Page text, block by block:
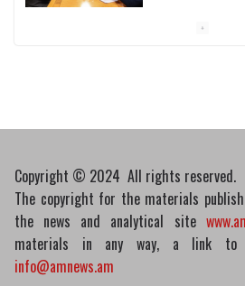
Copyright © 2024 All rights reserved.
The copyright for the materials
the news and analytical site
materials in any way, a link
info@amnews.am